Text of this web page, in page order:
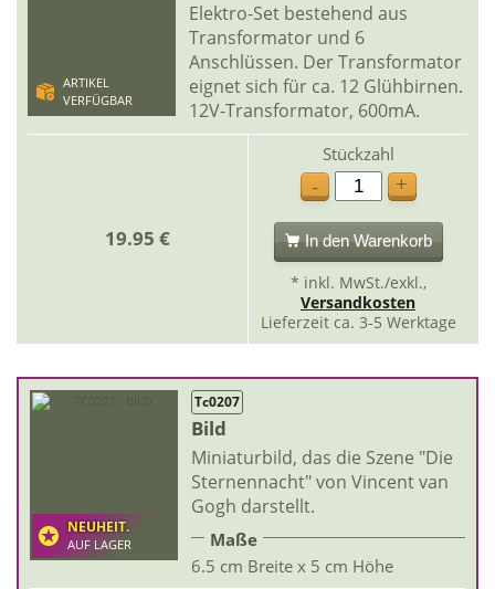
ARTIKEL
VERFÜGBAR
Elektro-Set bestehend aus
Transformator und 6
Anschlüssen. Der Transformator
eignet sich für ca. 12 Glühbirnen.
12V-Transformator, 600mA.
19.95 €
Stückzahl
-
+
In den Warenkorb
* inkl. MwSt./exkl.,
Versandkosten
Lieferzeit ca. 3-5 Werktage
NEUHEIT.
AUF LAGER
Tc0207
Bild
Miniaturbild, das die Szene "Die
Sternennacht" von Vincent van
Gogh darstellt.
Maße
6.5 cm Breite x 5 cm Höhe